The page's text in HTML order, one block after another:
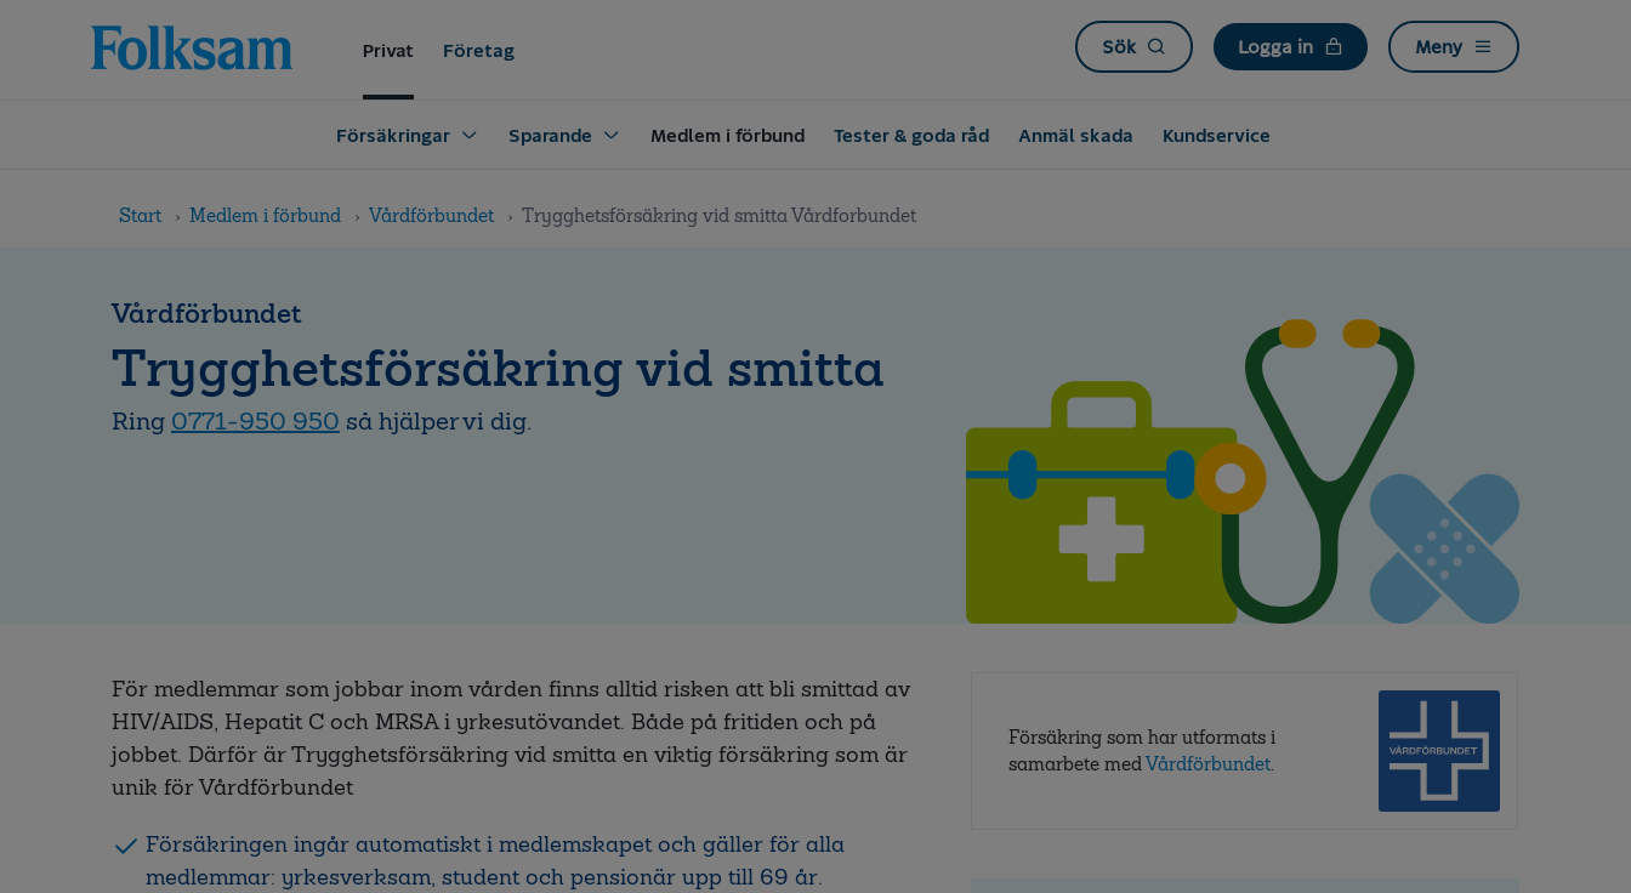
navigation
Privat Företag Sök Logga in Meny
Försäkringar Sparande Medlem i förbund Tester & goda råd Anmäl skada Kundservice
Start Medlem i förbund Vårdförbundet Trygghetsförsäkring vid smitta Vårdforbundet
Vårdförbundet
Trygghetsförsäkring vid smitta
Ring 0771-950 950 så hjälper vi dig.
För medlemmar som jobbar inom vården finns alltid risken att bli smittad av
HIV/AIDS, Hepatit C och MRSA i yrkesutövandet. Både på fritiden och på
jobbet. Därför är Trygghetsförsäkring vid smitta en viktig försäkring som är
unik för Vårdförbundet
Försäkringen ingår automatiskt i medlemskapet och gäller för alla
medlemmar: yrkesverksam, student och pensionär upp till 69 år.
Försäkring som har utformats i
samarbete medVårdförbundet.